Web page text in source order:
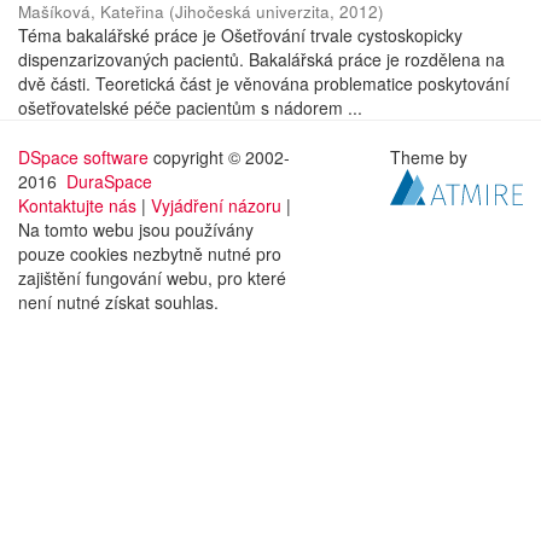
Mašíková, Kateřina (Jihočeská univerzita, 2012)
Téma bakalářské práce je Ošetřování trvale cystoskopicky
dispenzarizovaných pacientů. Bakalářská práce je rozdělena na
dvě části. Teoretická část je věnována problematice poskytování
ošetřovatelské péče pacientům s nádorem ...
DSpace software copyright © 2002-
2016 DuraSpace
Kontaktujte nás | Vyjádření názoru |
Na tomto webu jsou používány
pouze cookies nezbytně nutné pro
zajištění fungování webu, pro které
není nutné získat souhlas.
Theme by